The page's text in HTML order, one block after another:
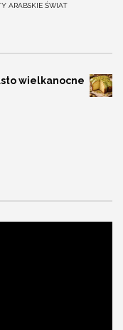
ARABSKIE ŚWIAT
wielkanocne